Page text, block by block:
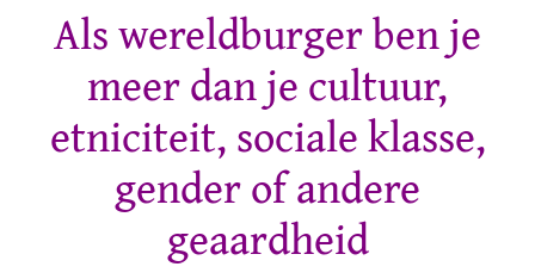
Als wereldburger ben je
meer dan je cultuur,
etniciteit, sociale klasse,
gender of andere
geaardheid